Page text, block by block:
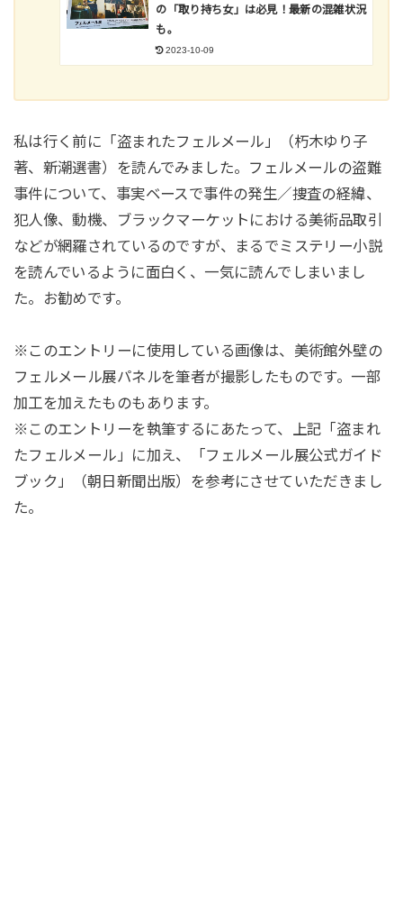
の「取り持ち女」は必見！最新の混雑状況
も。
2023-10-09
私は行く前に「盗まれたフェルメール」（朽木ゆり子
著、新潮選書）を読んでみました。フェルメールの盗難
事件について、事実ベースで事件の発生／捜査の経緯、
犯人像、動機、ブラックマーケットにおける美術品取引
などが網羅されているのですが、まるでミステリー小説
を読んでいるように面白く、一気に読んでしまいまし
た。お勧めです。
※このエントリーに使用している画像は、美術館外壁の
フェルメール展パネルを筆者が撮影したものです。一部
加工を加えたものもあります。
※このエントリーを執筆するにあたって、上記「盗まれ
たフェルメール」に加え、「フェルメール展公式ガイド
ブック」（朝日新聞出版）を参考にさせていただきまし
た。